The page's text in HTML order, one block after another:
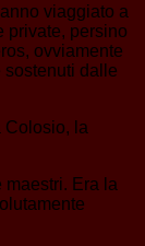
viaggiato a
private, persino
ovviamente
sostenuti dalle
Colosio, la
Era la